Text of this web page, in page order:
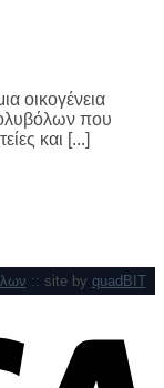
οικογένεια
που
και [...]
:: site by quadBIT